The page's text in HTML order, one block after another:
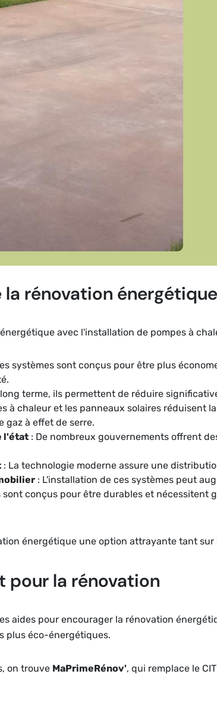
la rénovation énergétique
avec l'installation de pompes à
systèmes sont conçus pour être plus
long terme, ils permettent de réduire
à chaleur et les panneaux solaires réduisent
gaz à effet de serre.
l'état : De nombreux gouvernements offrent
: La technologie moderne assure une
: L'installation de ces systèmes peut
sont conçus pour être durables et
énergétique une option attrayante tant
pour la rénovation
aides pour encourager la rénovation
plus éco-énergétiques.
on trouve MaPrimeRénov', qui remplace le